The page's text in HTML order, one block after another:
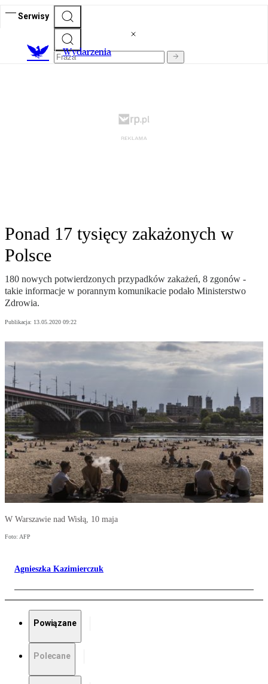
Serwisy
Wydarzenia
Ponad 17 tysięcy zakażonych w
Polsce
180 nowych potwierdzonych przypadków zakażeń, 8 zgonów -
takie informacje w porannym komunikacie podało Ministerstwo
Zdrowia.
Publikacja: 13.05.2020 09:22
W Warszawie nad Wisłą, 10 maja
Foto: AFP
Agnieszka Kazimierczuk
Powiązane
Polecane